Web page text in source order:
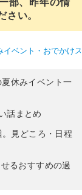
い。
イベント・おでかけ
休みイベント一
話まとめ
見どころ・日程
るおすすめの過